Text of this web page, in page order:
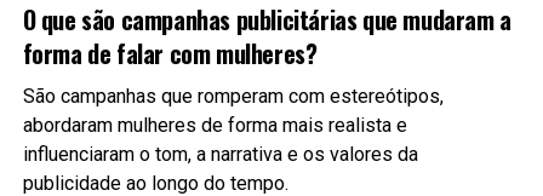
O que são campanhas publicitárias que mudaram a
forma de falar com mulheres?
São campanhas que romperam com estereótipos,
abordaram mulheres de forma mais realista e
influenciaram o tom, a narrativa e os valores da
publicidade ao longo do tempo.